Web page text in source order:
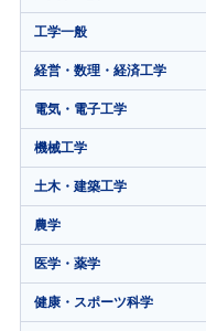
工学一般
経営・数理・経済工学
電気・電子工学
機械工学
土木・建築工学
農学
医学・薬学
健康・スポーツ科学